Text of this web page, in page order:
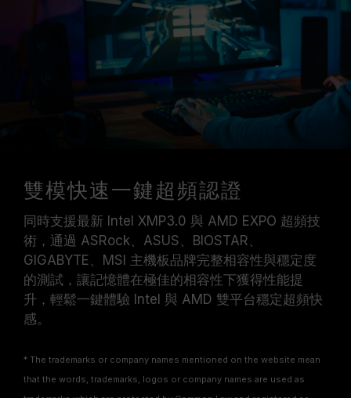
雙模快速一鍵超頻認證
同時支援最新 Intel XMP3.0 與 AMD EXPO 超頻技
術，通過 ASRock、ASUS、BIOSTAR、
GIGABYTE、MSI 主機板品牌完整相容性與穩定度
的測試，讓記憶體在極佳的相容性下獲得性能提
升，輕鬆一鍵體驗 Intel 與 AMD 雙平台穩定超頻快
感。
* The trademarks or company names mentioned on the website mean
that the words, trademarks, logos or company names are used as